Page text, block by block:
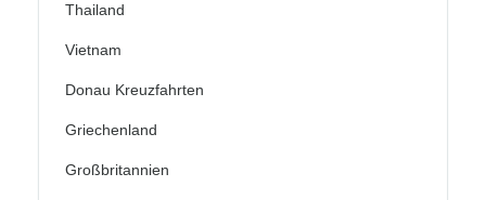
Thailand
Vietnam
Donau Kreuzfahrten
Griechenland
Großbritannien